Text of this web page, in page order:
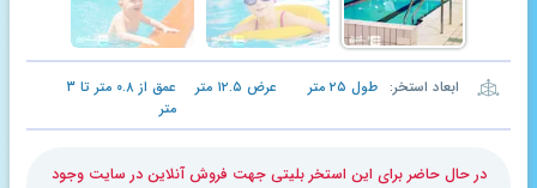
ابعاد استخر: طول ۲۵متر عرض ۱۲.۵ متر عمق از ۰.۸ متر تا۳
متر
در حال حاضر برای این استخر بلیتی جهت فروش آنلاین در سایت وجود